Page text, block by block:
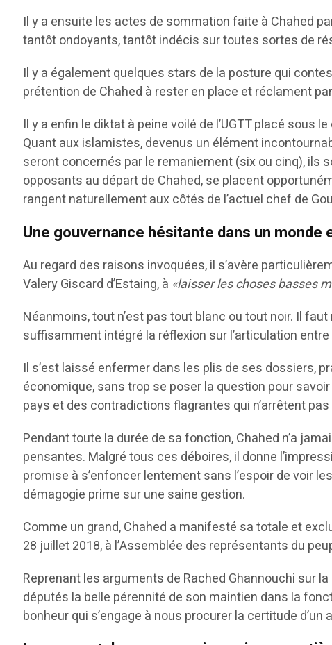
Il y a ensuite les actes de sommation faite à Chahed
tantôt ondoyants, tantôt indécis sur toutes sortes de
Il y a également quelques stars de la posture qui
prétention de Chahed à rester en place et réclament
Il y a enfin le diktat à peine voilé de l’UGTT placé sous
Quant aux islamistes, devenus un élément
seront concernés par le remaniement (six ou cinq),
opposants au départ de Chahed, se placent
rangent naturellement aux côtés de l’actuel chef de
Une gouvernance hésitante dans un monde
Au regard des raisons invoquées, il s’avère
Valery Giscard d’Estaing, à «laisser les choses basses
Néanmoins, tout n’est pas tout blanc ou tout noir. Il
suffisamment intégré la réflexion sur l’articulation
Il s’est laissé enfermer dans les plis de ses dossiers,
économique, sans trop se poser la question pour
pays et des contradictions flagrantes qui n’arrêtent
Pendant toute la durée de sa fonction, Chahed n’a
pensantes. Malgré tous ces déboires, il donne
promise à s’enfoncer lentement sans l’espoir de voir
démagogie prime sur une saine gestion.
Comme un grand, Chahed a manifesté sa totale et
28 juillet 2018, à l’Assemblée des représentants du
Reprenant les arguments de Rached Ghannouchi sur
députés la belle pérennité de son maintien dans la
bonheur qui s’engage à nous procurer la certitude